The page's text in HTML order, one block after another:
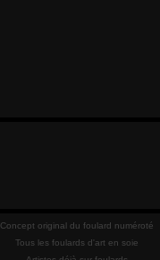
Concept original du foulard numéroté
Tous les foulards d'art en soie